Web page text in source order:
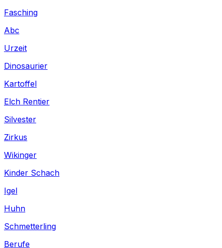
Fasching
Abc
Urzeit
Dinosaurier
Kartoffel
Elch Rentier
Silvester
Zirkus
Wikinger
Kinder Schach
Igel
Huhn
Schmetterling
Berufe